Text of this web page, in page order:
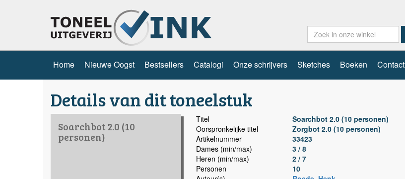
Home Nieuwe Oogst Bestsellers Catalogi Onze schrijvers Sketches Boeken Contact
Details van dit toneelstuk
Soarchbot 2.0 (10
personen)
Titel
Soarchbot 2.0 (10 personen)
Oorspronkelijke titel
Zorgbot 2.0 (10 personen)
Artikelnummer
33423
Dames (min/max)
3 / 8
Heren (min/max)
2 / 7
Personen
10